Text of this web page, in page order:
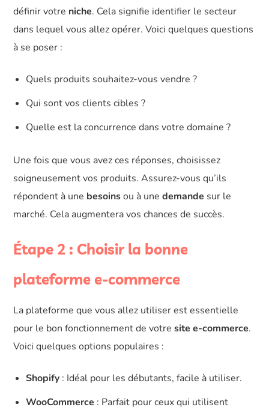
définir votre niche. Cela signifie identifier le secteur
dans lequel vous allez opérer. Voici quelques questions
à se poser :
Quels produits souhaitez-vous vendre ?
Qui sont vos clients cibles ?
Quelle est la concurrence dans votre domaine ?
Une fois que vous avez ces réponses, choisissez
soigneusement vos produits. Assurez-vous qu’ils
répondent à une besoinsou à unedemande sur le
marché. Cela augmentera vos chances de succès.
Étape 2 : Choisir la bonne
plateforme e-commerce
La plateforme que vous allez utiliser est essentielle
pour le bon fonctionnement de votresite e-commerce.
Voici quelques options populaires :
Shopify : Idéal pour les débutants, facile à utiliser.
WooCommerce : Parfait pour ceux qui utilisent